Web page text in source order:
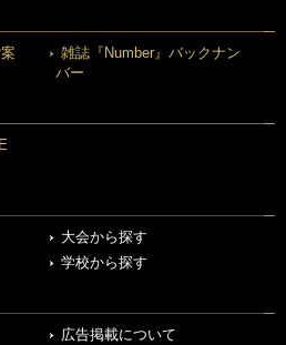
雑誌『Number』バックナン
バー
大会から探す
学校から探す
広告掲載について